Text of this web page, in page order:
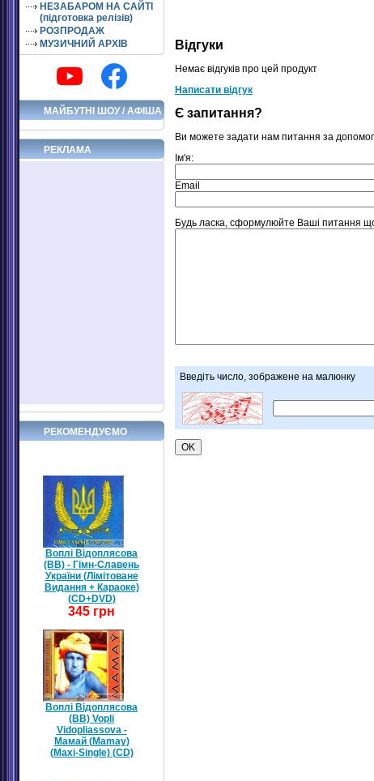
НЕЗАБАРОМ НА САЙТІ
(підготовка релізів)
РОЗПРОДАЖ
МУЗИЧНИЙ АРХІВ
МАЙБУТНІ ШОУ / АФІША
РЕКЛАМА
РЕКОМЕНДУЄМО
Воплі Відоплясова
(ВВ) - Гімн-Славень
України (Лімітоване
Видання + Караоке)
(CD+DVD)
345 грн
Воплі Відоплясова
(ВВ) Vopli
Vidopliassova -
Мамай (Mamay)
(Maxi-Single) (CD)
Відгуки
Немає відгуків про цей продукт
Написати відгук
Є запитання?
Ви можете задати нам питання за
Ім'я:
Email
Будь ласка, сформулюйте Ваші питання
Введіть число, зображене на малюнку